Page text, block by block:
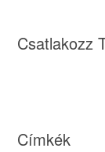
Csatlakozz
Címkék